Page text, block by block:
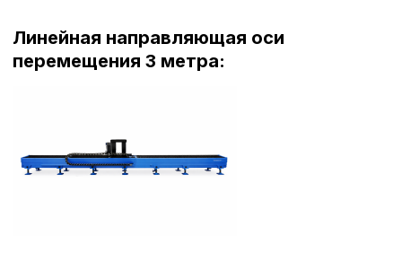
Линейная направляющая оси
перемещения 3 метра: